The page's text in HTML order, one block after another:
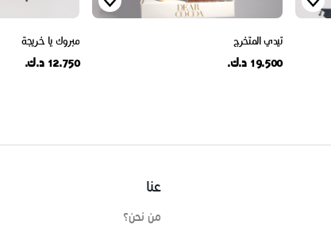
تيدي المتخرج
19.500 د.ك.
مبروك يا خريجة
12.750 د.ك.
عنا
من نحن؟